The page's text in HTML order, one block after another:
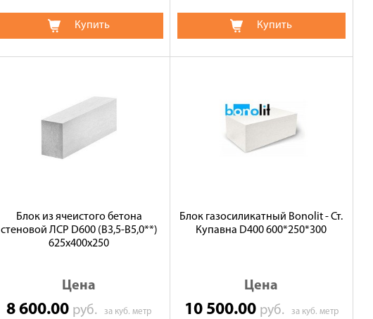
Купить Купить
Блок из ячеистого бетона
стеновой ЛСР D600 (В3,5-B5,0**)
625х400х250
Цена
8 600.00 руб.за куб. метр
Блок газосиликатный Bonolit - Ст.
Купавна D400 600*250*300
Цена
10 500.00 руб. за куб. метр